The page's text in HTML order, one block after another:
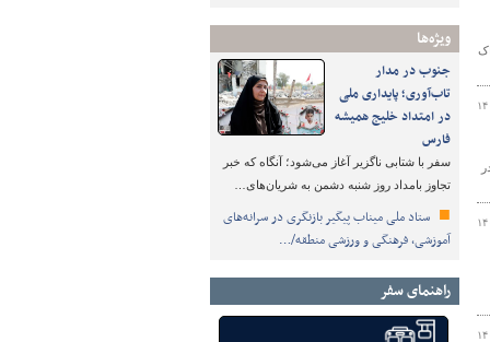
ویژه‌ها
جنوب در مدار
تاب‌آوری؛ پایداری ملی
در امتداد خلیج همیشه
فارس
سفر با شتابی ناگزیر آغاز می‌شود؛ آنگاه که خبر
تجاوز بامداد روز شنبه دشمن به شریان‌های…
ستاد ملی میناب پیگیر بازنگری در سرانه‌های
آموزشی، فرهنگی و ورزشی منطقه/…
راهنمای سفر